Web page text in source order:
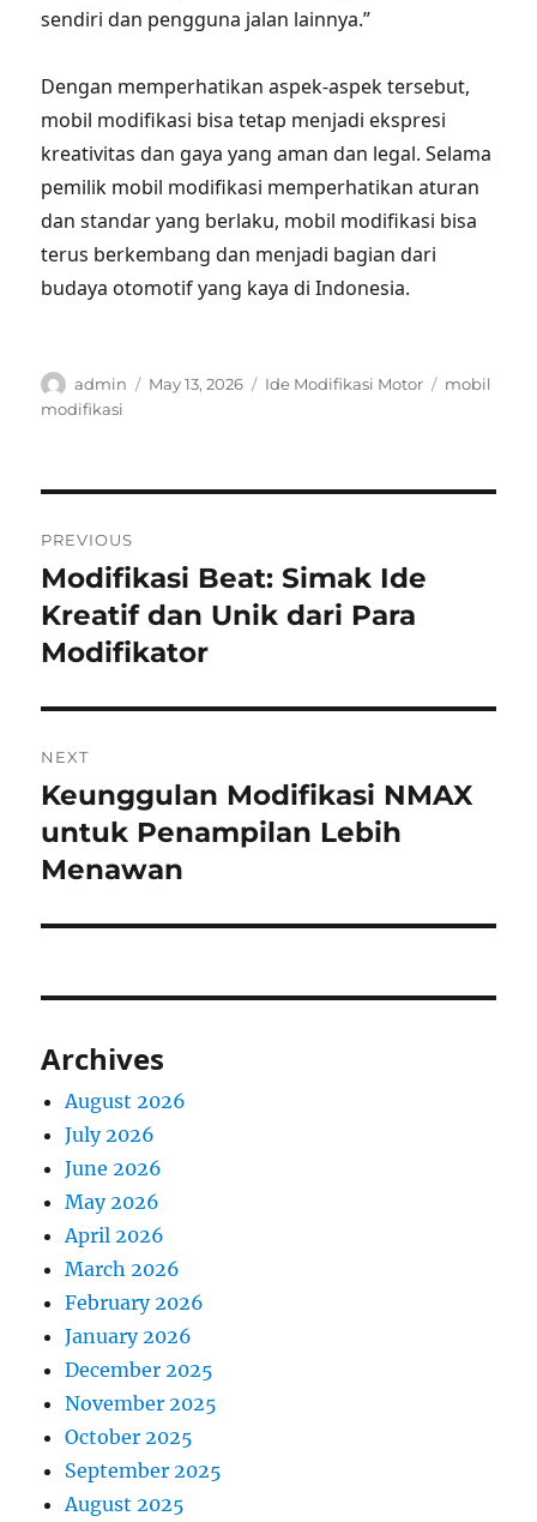
sendiri dan pengguna jalan lainnya.”
Dengan memperhatikan aspek-aspek tersebut,
mobil modifikasi bisa tetap menjadi ekspresi
kreativitas dan gaya yang aman dan legal. Selama
pemilik mobil modifikasi memperhatikan aturan
dan standar yang berlaku, mobil modifikasi bisa
terus berkembang dan menjadi bagian dari
budaya otomotif yang kaya di Indonesia.
Author
admin
Posted
May 13, 2026 Categories
Ide Modifikasi Motor Tags
mobil
modifikasi
navigation
PREVIOUS
Previous
post:
Modifikasi Beat: Simak Ide
Kreatif dan Unik dari Para
Modifikator
NEXT
Next
post:
Keunggulan Modifikasi NMAX
untuk Penampilan Lebih
Menawan
Archives
August 2026
July 2026
June 2026
May 2026
April 2026
March 2026
February 2026
January 2026
December 2025
November 2025
October 2025
September 2025
August 2025